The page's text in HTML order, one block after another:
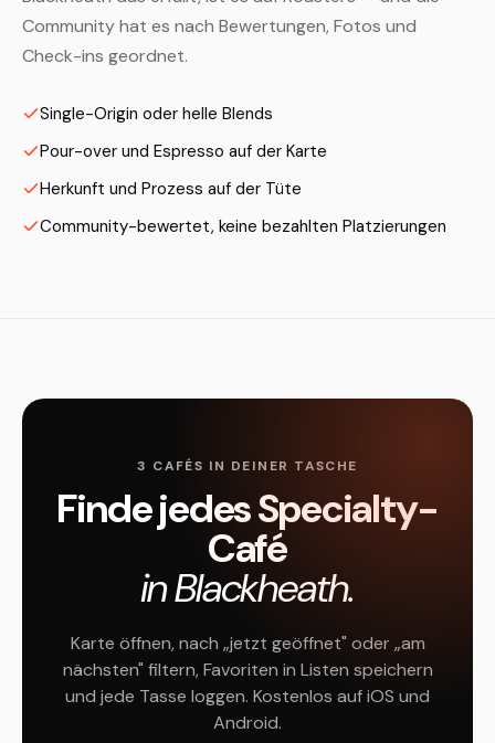
Community hat es nach Bewertungen, Fotos und
Check-ins geordnet.
Single-Origin oder helle Blends
Pour-over und Espresso auf der Karte
Herkunft und Prozess auf der Tüte
Community-bewertet, keine bezahlten Platzierungen
3 CAFÉS IN DEINER TASCHE
Finde jedes Specialty-
Café
in Blackheath.
Karte öffnen, nach „jetzt geöffnet" oder „am
nächsten" filtern, Favoriten in Listen speichern
und jede Tasse loggen. Kostenlos auf iOS und
Android.